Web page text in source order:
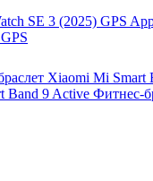
SE 3 (2025) GPS
Xiaomi Mi Smart
Band 9 Active Фитнес-